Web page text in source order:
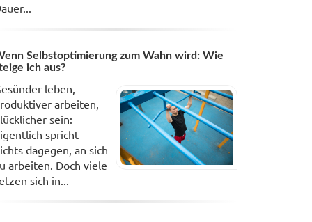
Selbstoptimierung zum Wahn wird: Wie
ich aus?
leben,
arbeiten,
sein:
spricht
dagegen, an sich
arbeiten. Doch viele
sich in...